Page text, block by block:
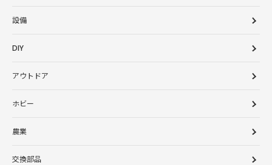
設備
DIY
アウトドア
ホビー
農業
交換部品